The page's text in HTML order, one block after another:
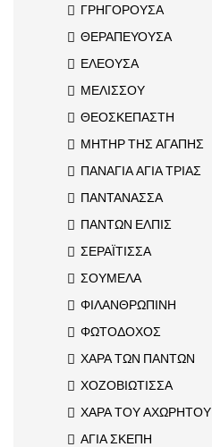
ΓΡΗΓΟΡΟΥΣΑ
ΘΕΡΑΠΕΥΟΥΣΑ
ΕΛΕΟΥΣΑ
ΜΕΛΙΣΣΟΥ
ΘΕΟΣΚΕΠΑΣΤΗ
ΜΗΤΗΡ ΤΗΣ ΑΓΑΠΗΣ
ΠΑΝΑΓΙΑ ΑΓΙΑ ΤΡΙΑΣ
ΠΑΝΤΑΝΑΣΣΑ
ΠΑΝΤΩΝ ΕΛΠΙΣ
ΣΕΡΑΪΤΙΣΣΑ
ΣΟΥΜΕΛΑ
ΦΙΛΑΝΘΡΩΠΙΝΗ
ΦΩΤΟΔΟΧΟΣ
ΧΑΡΑ ΤΩΝ ΠΑΝΤΩΝ
ΧΟΖΟΒΙΩΤΙΣΣΑ
ΧΑΡΑ ΤΟΥ ΑΧΩΡΗΤΟΥ
ΑΓΙΑ ΣΚΕΠΗ